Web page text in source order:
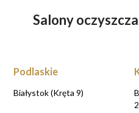
Salony
Podlaskie
Białystok (Kręta 9)